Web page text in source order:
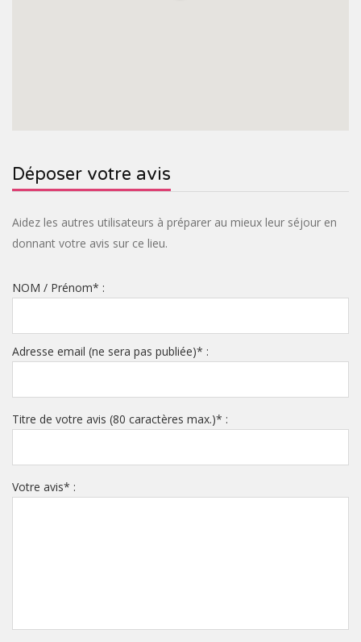
Déposer votre avis
Aidez les autres utilisateurs à préparer au mieux leur séjour en
donnant votre avis sur ce lieu.
NOM / Prénom* :
Adresse email (ne sera pas publiée)* :
Titre de votre avis (80 caractères max.)* :
Votre avis* :